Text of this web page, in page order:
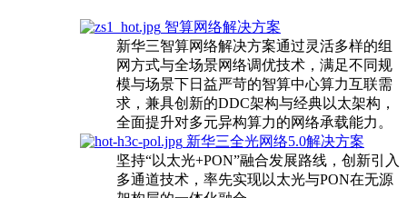
智算网络解决方案
新华三智算网络解决方案通过灵活多样的组
网方式与全场景网络调优技术，满足不同规
模与场景下日益严苛的智算中心算力互联需
求，兼具创新的DDC架构与经典以太架构，
全面提升对多元异构算力的网络承载能力。
新华三全光网络5.0解决方案
坚持“以太光+PON”融合发展路线，创新引入
多通道技术，率先实现以太光与PON在无源